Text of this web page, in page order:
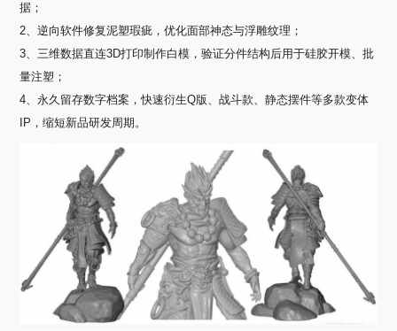
据；
2、逆向软件修复泥塑瑕疵，优化面部神态与浮雕纹理；
3、三维数据直连3D打印制作白模，验证分件结构后用于硅胶开模、批
量注塑；
4、永久留存数字档案，快速衍生Q版、战斗款、静态摆件等多款变体
IP ，缩短新品研发周期。